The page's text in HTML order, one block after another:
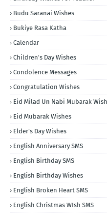
Budu Saranai Wishes
Bukiye Rasa Katha
Calendar
Children's Day Wishes
Condolence Messages
Congratulation Wishes
Eid Milad Un Nabi Mubarak
Eid Mubarak Wishes
Elder's Day Wishes
English Anniversary SMS
English Birthday SMS
English Birthday Wishes
English Broken Heart SMS
English Christmas WIsh SMS